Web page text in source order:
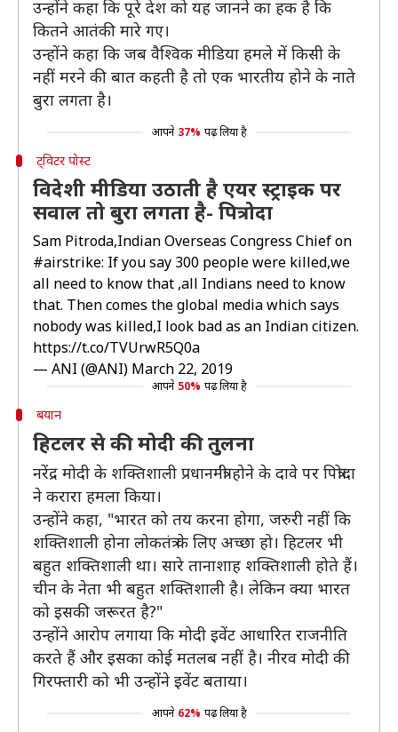
उन्होंने कहा कि पूरे देश को यह जानने का हक है कि
कितने आतंकी मारे गए।
उन्होंने कहा कि जब वैश्विक मीडिया हमले में किसी के
नहीं मरने की बात कहती है तो एक भारतीय होने के नाते
बुरा लगता है।
आपने 37% पढ़ लिया है
ट्विटर पोस्ट
विदेशी मीडिया उठाती है एयर स्ट्राइक पर
सवाल तो बुरा लगता है- पित्रोदा
Sam Pitroda,Indian Overseas Congress Chief on
#airstrike: If you say 300 people were killed,we
all need to know that ,all Indians need to know
that. Then comes the global media which says
nobody was killed,I look bad as an Indian citizen.
https://t.co/TVUrwR5Q0a
— ANI (@ANI) March 22, 2019
आपने 50% पढ़ लिया है
बयान
हिटलर से की मोदी की तुलना
नरेंद्र मोदी के शक्तिशाली प्रधानमंत्री होने के दावे पर पित्रोदा
ने करारा हमला किया।
उन्होंने कहा, "भारत को तय करना होगा, जरुरी नहीं कि
शक्तिशाली होना लोकतंत्र के लिए अच्छा हो। हिटलर भी
बहुत शक्तिशाली था। सारे तानाशाह शक्तिशाली होते हैं।
चीन के नेता भी बहुत शक्तिशाली है। लेकिन क्या भारत
को इसकी जरूरत है?"
उन्होंने आरोप लगाया कि मोदी इवेंट आधारित राजनीति
करते हैं और इसका कोई मतलब नहीं है। नीरव मोदी की
गिरफ्तारी को भी उन्होंने इवेंट बताया।
आपने 62% पढ़ लिया है